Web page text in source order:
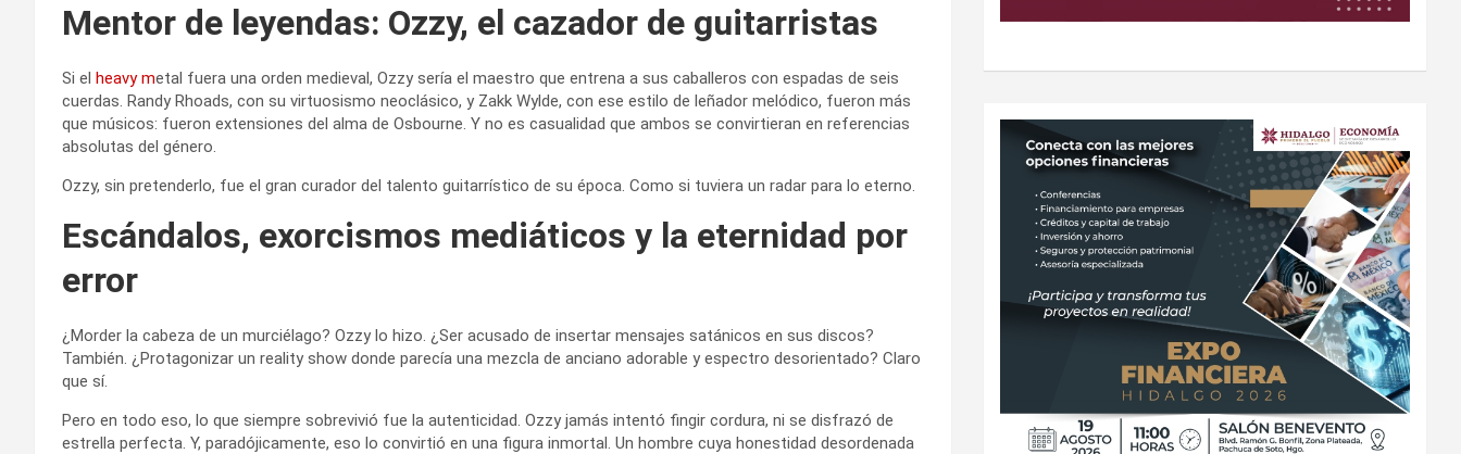
Mentor de leyendas: Ozzy, el cazador de guitarristas
Si el heavy metal fuera una orden medieval, Ozzy sería el maestro que entrena a sus caballeros con espadas de seis
cuerdas. Randy Rhoads, con su virtuosismo neoclásico, y Zakk Wylde, con ese estilo de leñador melódico, fueron más
que músicos: fueron extensiones del alma de Osbourne. Y no es casualidad que ambos se convirtieran en referencias
absolutas del género.
Ozzy, sin pretenderlo, fue el gran curador del talento guitarrístico de su época. Como si tuviera un radar para lo eterno.
Escándalos, exorcismos mediáticos y la eternidad por
error
¿Morder la cabeza de un murciélago? Ozzy lo hizo. ¿Ser acusado de insertar mensajes satánicos en sus discos?
También. ¿Protagonizar un reality show donde parecía una mezcla de anciano adorable y espectro desorientado? Claro
que sí.
Pero en todo eso, lo que siempre sobrevivió fue la autenticidad. Ozzy jamás intentó fingir cordura, ni se disfrazó de
estrella perfecta. Y, paradójicamente, eso lo convirtió en una figura inmortal. Un hombre cuya honestidad desordenada